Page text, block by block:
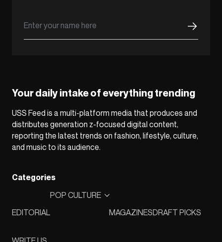
Your daily intake of everything trending
USS Feed is a multi-platform media that produces and
distributes generation z-focused digital content,
reporting the latest trends on fashion, lifestyle, culture,
and music to its audience.
Categories
EDITORIAL
POP CULTURE
MAGAZINESDRAFT PICKS